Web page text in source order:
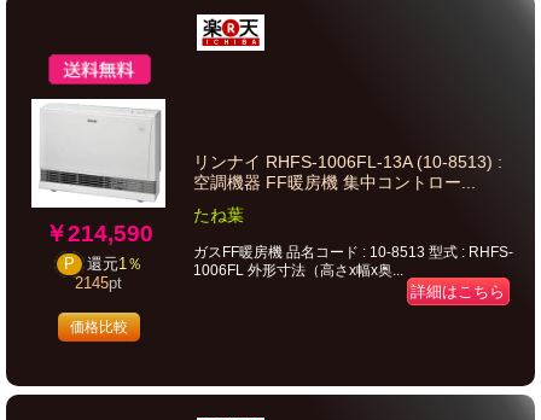
￥214,590
P 還元1％
2145pt
価格比較
リンナイ RHFS-1006FL-13A (10-8513) :
空調機器 FF暖房機 集中コントロー...
たね葉
ガスFF暖房機 品名コード : 10-8513 型式 : RHFS-
1006FL 外形寸法（高さx幅x奥...
詳細はこちら